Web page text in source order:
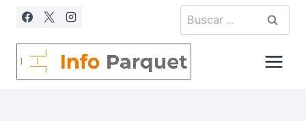
Saltar
contenido
Buscar: